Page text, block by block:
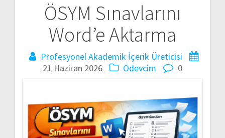
ÖSYM Sınavlarını
Word’e Aktarma
Profesyonel Akademik İçerik Üreticisi
21 Haziran 2026
Ödevcim 0